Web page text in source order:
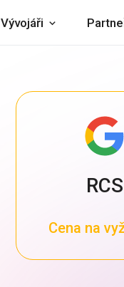
Vývojáři
RCS
Cena na